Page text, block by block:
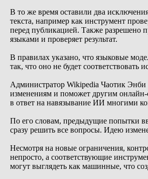
В то же время оставили два
текста, например как инструмент
перед публикацией. Также разрешено
языками и проверяет результат.
В правилах указано, что языковые
так, что оно не будет соответствовать
Администратор Wikipedia Чаотик Энби
изменениям и поможет другим онлайн-
в ответ на навязывание ИИ многими
По его словам, предыдущие попытки
сразу решить все вопросы. Идею
Несмотря на новые ограничения,
непросто, а соответствующие
могут выглядеть как машинные, что